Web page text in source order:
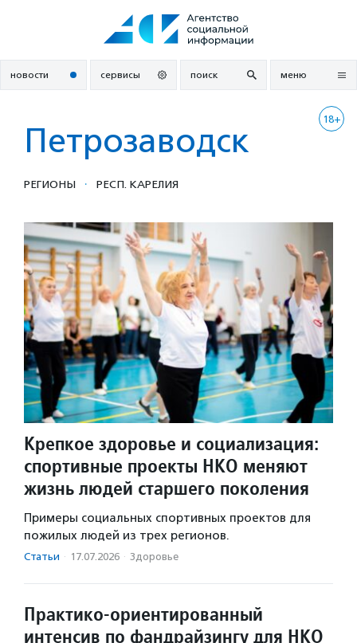
новости сервисы поиск меню
18+
Петрозаводск
РЕГИОНЫ · РЕСП. КАРЕЛИЯ
Крепкое здоровье и социализация:
спортивные проекты НКО меняют
жизнь людей старшего поколения
Примеры социальных спортивных проектов для
пожилых людей из трех регионов.
Статьи · 17.07.2026 · Здоровье
Практико‑ориентированный
интенсив по фандрайзингу для НКО